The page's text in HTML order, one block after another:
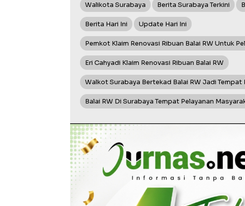
Walikota Surabaya Berita Surabaya Terkini
Berita Hari Ini Update Hari Ini
Pemkot Klaim Renovasi Ribuan Balai RW Untuk
Eri Cahyadi Klaim Renovasi Ribuan Balai RW
Walkot Surabaya Bertekad Balai RW Jadi
Balai RW Di Surabaya Tempat Pelayanan